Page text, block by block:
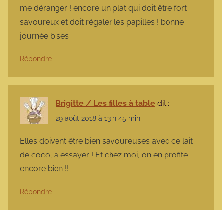
me déranger ! encore un plat qui doit être fort
savoureux et doit régaler les papilles ! bonne
journée bises
Répondre
Brigitte / Les filles à table dit :
29 août 2018 à 13 h 45 min
Elles doivent être bien savoureuses avec ce lait
de coco, à essayer ! Et chez moi, on en profite
encore bien !!
Répondre